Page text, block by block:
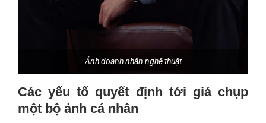
Ảnh doanh nhân nghệ thuật
Các yếu tố quyết định tới giá chụp
một bộ ảnh cá nhân